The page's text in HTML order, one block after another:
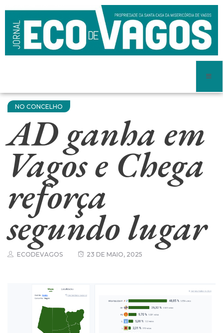
NO CONCELHO
AD ganha em
Vagos e Chega
reforça
segundo lugar
ECODEVAGOS 23 DE MAIO, 2025